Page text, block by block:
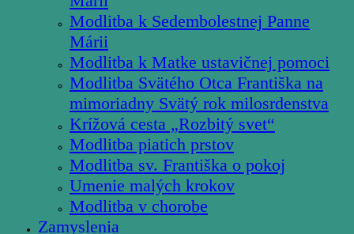
Modlitba k Sedembolestnej Panne
Márii
Modlitba k Matke ustavičnej pomoci
Modlitba Svätého Otca Františka na
mimoriadny Svätý rok milosrdenstva
Krížová cesta „Rozbitý svet“
Modlitba piatich prstov
Modlitba sv. Františka o pokoj
Umenie malých krokov
Modlitba v chorobe
Zamyslenia